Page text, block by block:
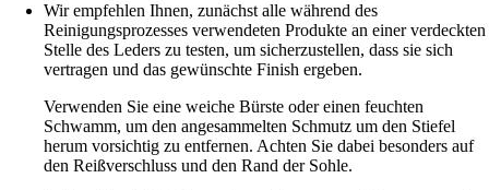
Wir empfehlen Ihnen, zunächst alle während des
Reinigungsprozesses verwendeten Produkte an einer verdeckten
Stelle des Leders zu testen, um sicherzustellen, dass sie sich
vertragen und das gewünschte Finish ergeben.
Verwenden Sie eine weiche Bürste oder einen feuchten
Schwamm, um den angesammelten Schmutz um den Stiefel
herum vorsichtig zu entfernen. Achten Sie dabei besonders auf
den Reißverschluss und den Rand der Sohle.